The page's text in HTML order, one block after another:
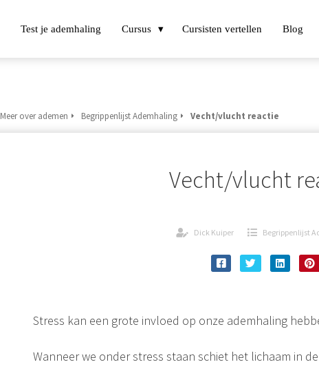
Test je ademhaling Cursus Cursisten vertellen Blog
Meer over ademen Begrippenlijst Ademhaling Vecht/vlucht reactie
Vecht/vlucht
Dick Kuiper Begrippenlijst
Stress kan een grote invloed op onze ademhaling
Wanneer we onder stress staan schiet het lichaam in